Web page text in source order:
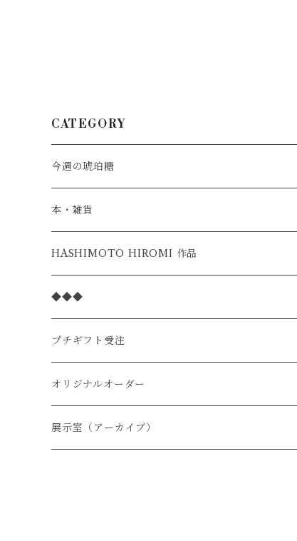
CATEGORY
今週の琥珀糖
スタンダード
季節の限定
本・雑貨
HASHIMOTO HIROMI 作品
◆◆◆
プチギフト受注
オリジナルオーダー
展示室（アーカイブ）